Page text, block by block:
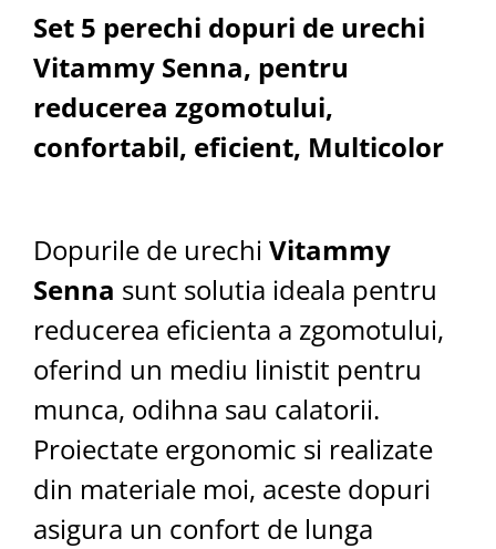
Set 5 perechi dopuri de urechi
Vitammy Senna, pentru
reducerea zgomotului,
confortabil, eficient, Multicolor
Dopurile de urechi Vitammy
Senna sunt solutia ideala pentru
reducerea eficienta a zgomotului,
oferind un mediu linistit pentru
munca, odihna sau calatorii.
Proiectate ergonomic si realizate
din materiale moi, aceste dopuri
asigura un confort de lunga